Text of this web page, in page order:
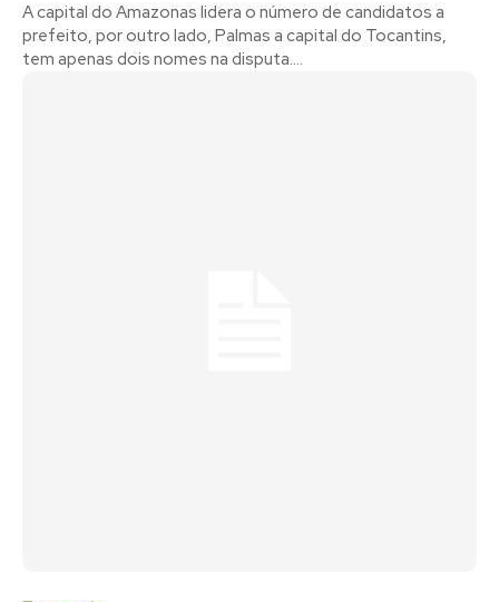
A capital do Amazonas lidera o número de candidatos a
prefeito, por outro lado, Palmas a capital do Tocantins,
tem apenas dois nomes na disputa....